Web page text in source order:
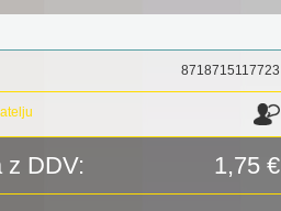
8718715117723
z DDV: 1,75 €